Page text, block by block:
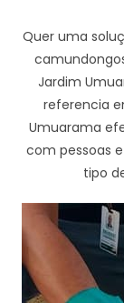
Quer uma
Jardim
referencia
Umuarama
com pessoas
tipo